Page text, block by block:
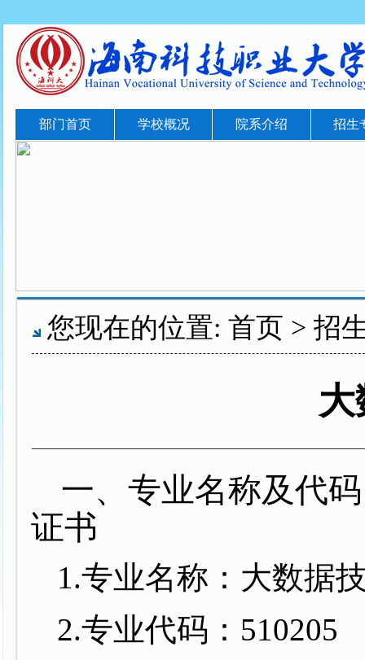
部门首页 学校概况 院系介绍 招生
您现在的位置:首页 >招
一、专业名称及代
证书
1.专业名称：大数据
2.专业代码：510205